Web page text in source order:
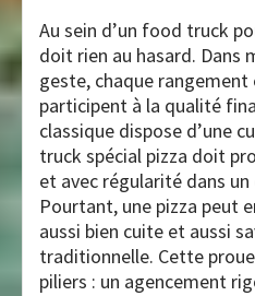
Au sein d’un food truck
doit rien au hasard. Dans
geste, chaque
participent à la qualité
classique dispose d’une
truck spécial pizza doit
et avec régularité dans un
Pourtant, une pizza peut
aussi bien cuite et aussi
traditionnelle. Cette
piliers : un agencement